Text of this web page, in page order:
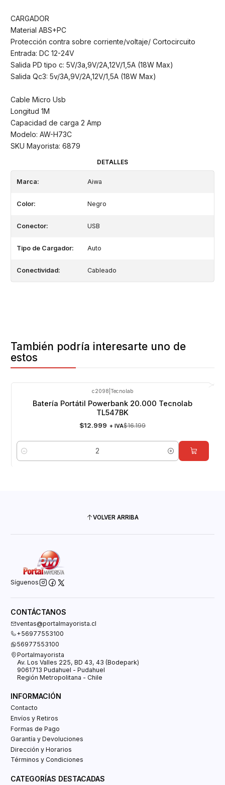
CARGADOR
Material ABS+PC
Protección contra sobre corriente/voltaje/ Cortocircuito
Entrada: DC 12-24V
Salida PD tipo c: 5V/3a,9V/2A,12V/1,5A (18W Max)
Salida Qc3: 5v/3A,9V/2A,12V/1,5A (18W Max)
Cable Micro Usb
Longitud 1M
Capacidad de carga 2 Amp
Modelo: AW-H73C
SKU Mayorista: 6879
DETALLES
Marca: Aiwa
Color: Negro
Conector: USB
Tipo de Cargador: Auto
Conectividad: Cableado
También podría interesarte uno de
estos
c2098 Tecnolab
Batería Portátil Powerbank 20.000 Tecnolab
TL547BK
$12.999 + IVA$16.199
Cantidad
VOLVER ARRIBA
Síguenos
CONTÁCTANOS
ventas@portalmayorista.cl
+56977553100
56977553100
Portalmayorista
Av. Los Valles 225, BD 43, 43 (Bodepark)
9061713 Pudahuel - Pudahuel
Región Metropolitana - Chile
INFORMACIÓN
Contacto
Envíos y Retiros
Formas de Pago
Garantía y Devoluciones
Dirección y Horarios
Términos y Condiciones
CATEGORÍAS DESTACADAS